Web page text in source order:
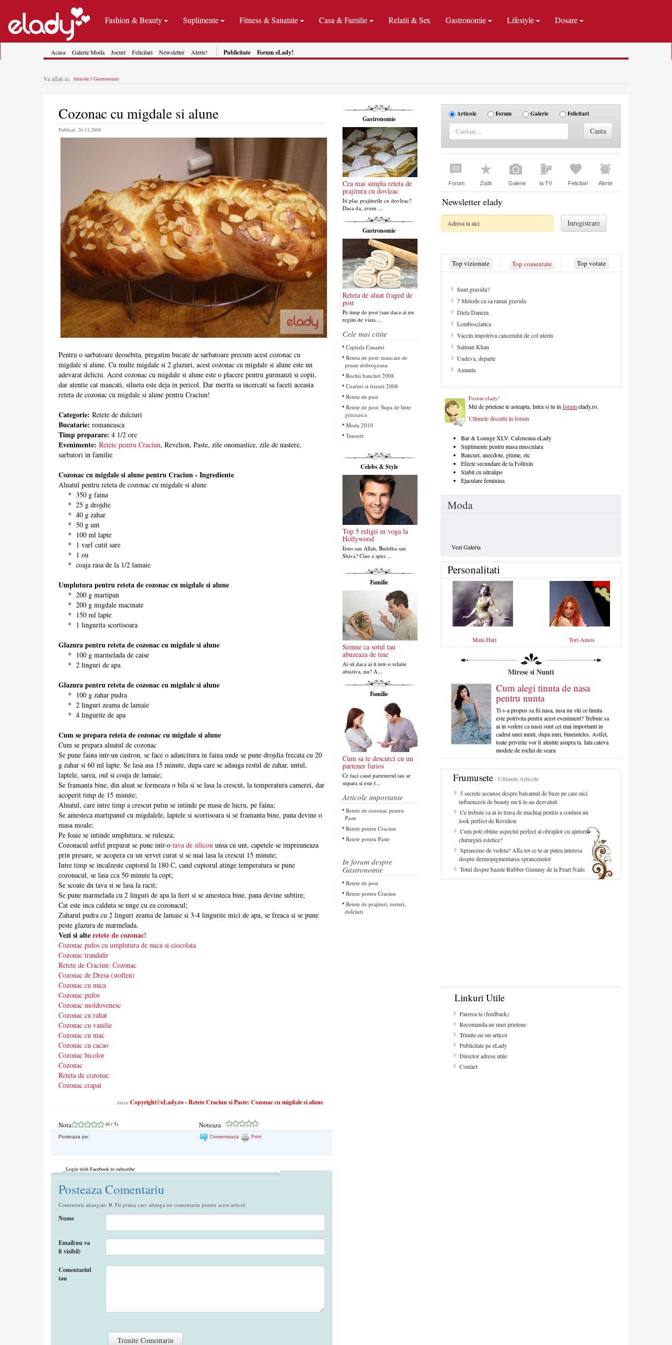
Fashion & Beauty Suplimente Fitness & Sanatate Casa & Familie Relatii & Sex Gastronomie Lifestyle Dosare
Acasa Galerie Moda Jocuri Felicitari Newsletter Alerte! Publicitate Forum eLady!
Va aflati in: Articole / Gastronomie
Cozonac cu migdale si alune
Publicat: 26.11.2008
Pentru o sarbatoare deosebita, pregatim bucate de sarbatoare precum acest cozonac cu
migdale si alune. Cu multe migdale si 2 glazuri, acest cozonac cu migdale si alune este un
adevarat deliciu. Acest cozonac cu migdale si alune este o placere pentru gurmanzi si copii,
dar atentie cat mancati, silueta este deja in pericol. Dar merita sa incercati sa faceti aceasta
reteta de cozonac cu migdale si alune pentru Craciun!
Categorie: Retete de dulciuri
Bucatarie: romaneasca
Timp preparare: 4 1/2 ore
Evenimente: Retete pentru Craciun, Revelion, Paste, zile onomastice, zile de nastere,
sarbatori in familie
Cozonac cu migdale si alune pentru Craciun - Ingrediente
Aluatul pentru reteta de cozonac cu migdale si alune
* 350 g faina
* 25 g drojdie
* 40 g zahar
* 50 g unt
* 100 ml lapte
* 1 varf cutit sare
* 1 ou
* coaja rasa de la 1/2 lamaie
Umplutura pentru reteta de cozonac cu migdale si alune
* 200 g martipan
* 200 g migdale macinate
* 150 ml lapte
* 1 lingurita scortisoara
Glazura pentru reteta de cozonac cu migdale si alune
* 100 g marmelada de caise
* 2 linguri de apa
Glazura pentru reteta de cozonac cu migdale si alune
* 100 g zahar pudra
* 2 linguri zeama de lamaie
* 4 lingurite de apa
Cum se prepara reteta de cozonac cu migdale si alune
Cum se prepara aluatul de cozonac
Se pune faina intr-un castron, se face o adancitura in faina unde se pune drojdia frecata cu 20
g zahar si 60 ml lapte. Se lasa asa 15 minute, dupa care se adauga restul de zahar, untul,
laptele, sarea, oul si coaja de lamaie;
Se framanta bine, din aluat se formeaza o bila si se lasa la crescut, la temperatura camerei, dar
acoperit timp de 15 minute;
Aluatul, care intre timp a crescut putin se intinde pe masa de lucru, pe faina;
Se amesteca martipanul cu migdalele, laptele si scortisoara si se framanta bine, pana devine o
masa moale;
Pe foaie se intinde umplutura, se ruleaza;
Cozonacul astfel preparat se pune intr-o tava de silicon unsa cu unt, capetele se impreuneaza
prin presare, se acopera cu un servet curat si se mai lasa la crescut 15 minute;
Intre timp se incalzeste cuptorul la 180 C, cand cuptorul atinge temperatura se pune
cozonacul, se lasa cca 50 minute la copt;
Se scoate dn tava si se lasa la racit;
Se pune marmelada cu 2 linguri de apa la fiert si se amesteca bine, pana devine subtire;
Cat este inca calduta se unge cu ea cozonacul;
Zaharul pudra cu 2 linguri zeama de lamaie si 3-4 lingurite mici de apa, se freaca si se pune
peste glazura de marmelada.
Vezi si alteretete de cozonac!
Cozonac pufos cu umplutura de nuca si ciocolata
Cozonac trandafir
Retete de Craciun: Cozonac
Cozonac de Dresa (stollen)
Cozonac cu nuca
Cozonac pufos
Cozonac moldovenesc
Cozonac cu rahat
Cozonac cu vanilie
Cozonac cu mac
Cozonac cu cacao
Cozonac bicolor
Cozonac
Reteta de cozonac
Cozonac crapat
Sursa: Copyright©eLady.ro - Retete Craciun si Paste: Cozonac cu migdale si alune
Nota (0 / 5) Noteaza
Posteaza pe: Comenteaza Print
Login with Facebook to subscribe
Posteaza Comentariu
Comentarii adaugate: 0. Fii prima care adauga un comentariu pentru acest articol.
Nume
Email(nu va
fi vizibil)
Comentariul
tau
Gastronomie
Cea mai simpla reteta de
prajitura cu dovleac
Iti plac prajiturile cu dovleac?
Daca da, avem ...
Gastronomie
Reteta de aluat fraged de
post
Pe timp de post (sau daca ai un
regim de viata ...
Cele mai citite
Capitala Canadei
Reteta de post: mancare de
prune dobrogeana
Rochii banchet 2008
Coafuri si frizuri 2008
Retete de post
Retete de post: Supa de linte
greceasca
Moda 2010
Tunsori
Celebs & Style
Top 5 religii in voga la
Hollywood
Iisus sau Allah, Buddha sau
Shiva? Cine a spus ...
Familie
Semne ca sotul tau
abuzeaza de tine
Ai sti daca ai fi intr-o relatie
abuziva, nu? A...
Familie
Cum sa te descurci cu un
partener furios
Ce faci cand partenerul tau se
supara si este f...
Articole importante
Retete de cozonac pentru
Paste
Retete pentru Craciun
Retete pentru Paste
In forum despre
Gastronomie
Retete de post
Retete pentru Craciun
Retete de prajituri, torturi,
dulciuri
Articole Forum Galerie Felicitari
Forum Zodii Galerie la TV Felicitari Alerte
Newsletter elady
Top vizionate Top comentate Top votate
De ce apare celulita?
Cum sa ai un par fara varfuri despicate
Strategii contra celulitei
Aspecte de retinut pentru camera copilului
Despre sex
Solarul - pretul gambelor aurii
Migrena
Masa de Craciun
Forum elady!
Mii de prietene te asteapta. Intra si tu inforumelady.ro.
Ultimele discutii in forum
Bar & Lounge XLV: Cafeneaua eLady
Suplimente pentru masa musculara
Bancuri, anecdote, glume, etc
Efecte secundare de la Follixin
Slabit cu ultralipo
Ejaculare feminina
Moda
Vezi Galeria
Personalitati
Mata Hari Tori Amos
Mirese si Nunti
Cum alegi tinuta de nasa
pentru nunta
Ti s-a propus sa fii nasa, insa nu stii ce tinuta
este potrivita pentru acest eveniment? Trebuie sa
ai in vedere ca nasii sunt cei mai importanti in
cadrul unei nunti, dupa miri, bineinteles. Astfel,
toate privirile vor fi atintite asupra ta. Iata cateva
modele de rochii de seara
Frumusete- Ultimele Articole
5 secrete ascunse despre balsamul de buze pe care nici
influencerii de beauty nu ti le-au dezvaluit
Ce trebuie sa ai in trusa de machiaj pentru a contura un
look perfect de Revelion
Cum poti obtine aspectul perfect al obrajilor cu ajutorul
chirurgiei estetice?
Sprancene de vedeta? Afla tot ce te-ar putea interesa
despre dermopigmentarea sprancenelor
Totul despre bazele Rubber Gummy de la Pearl Nails
Linkuri Utile
Parerea ta (feedback)
Recomanda-ne unei prietene
Trimite-ne un articol
Publicitate pe eLady
Director adrese utile
Contact